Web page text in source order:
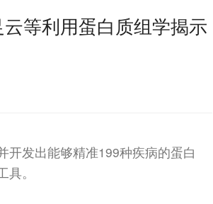
等利用蛋白质组学揭示
开发出能够精准199种疾病的蛋白
。